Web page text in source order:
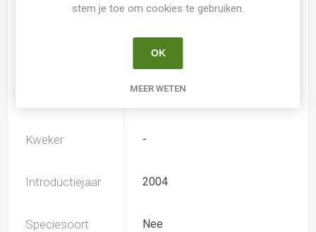
Bladverliezend
Hemerocallis
Kweker -
Introductiejaar 2004
Speciesoort Nee
stem je toe om cookies te gebruiken.
OK
MEER WETEN